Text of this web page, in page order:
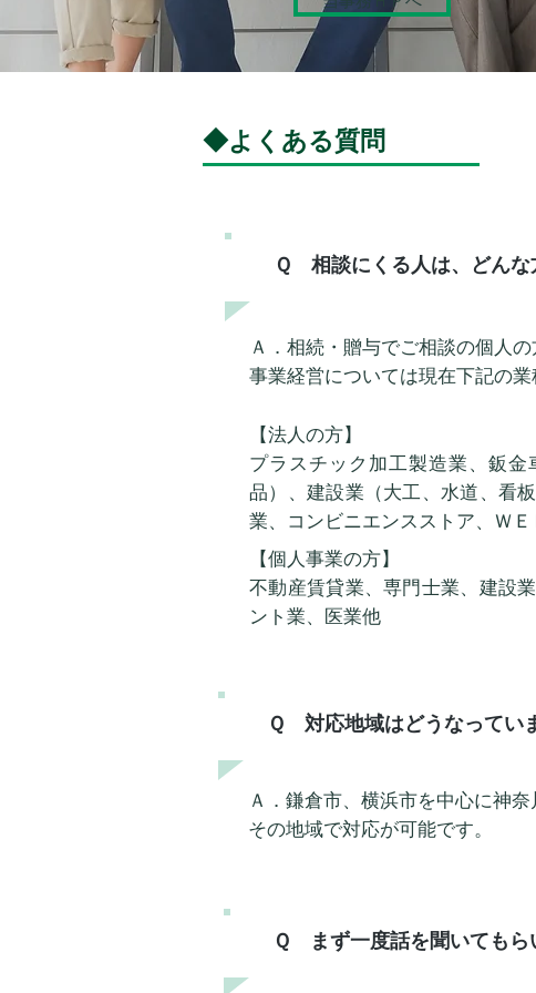
​◆よくある質問
Ｑ 相談にくる人は、どんな
Ａ．相続・贈与でご相談の個人
事業経営については現在下記の
【法人の方】
プラスチック加工製造業、鈑
品）、建設業（大工、水道、看
業、コンビニエンスストア、Ｗ
【個人事業の方】
不動産賃貸業、専門士業、建設
ント業、医業他
Ｑ 対応地域はどうなってい
Ａ．鎌倉市、横浜市を中心に神
その地域で対応が可能です。
Ｑ まず一度話を聞いてもら